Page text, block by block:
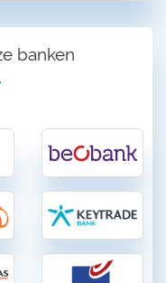
banken